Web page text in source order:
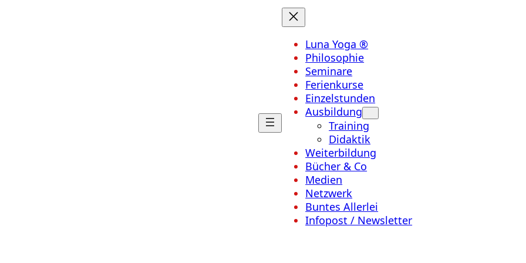
Luna Yoga ®
Philosophie
Seminare
Ferienkurse
Einzelstunden
Ausbildung
Training
Didaktik
Weiterbildung
Bücher & Co
Medien
Netzwerk
Buntes Allerlei
Infopost / Newsletter